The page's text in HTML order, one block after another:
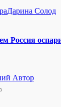
Дарина Солод
Россия
Автор